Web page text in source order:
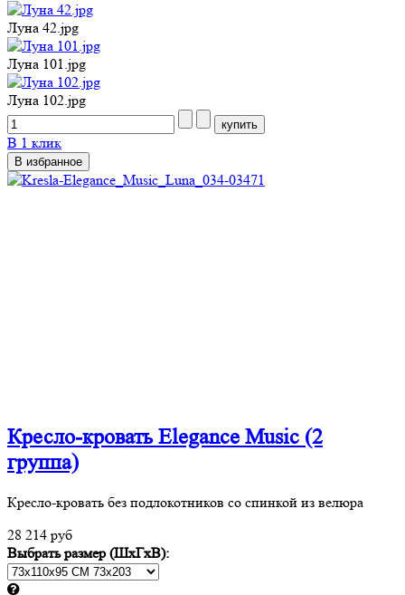
Луна 42.jpg
Луна 101.jpg
Луна 102.jpg
В 1 клик
В избранное
Кресло-кровать Elegance Music (2
группа)
Кресло-кровать без подлокотников со спинкой из велюра
28 214 руб
Выбрать размер (ШхГхВ):